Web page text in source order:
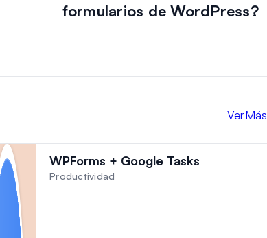
formularios de WordPress?
Ver Más
WPForms + Google Tasks
Productividad